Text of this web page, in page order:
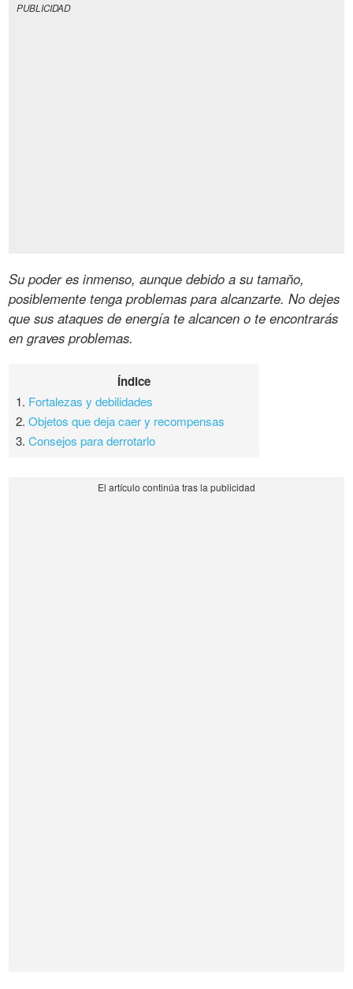
PUBLICIDAD
Su poder es inmenso, aunque debido a su tamaño,
posiblemente tenga problemas para alcanzarte. No dejes
que sus ataques de energía te alcancen o te encontrarás
en graves problemas.
Índice
1. Fortalezas y debilidades
2.Objetos que deja caer y recompensas
3.Consejos para derrotarlo